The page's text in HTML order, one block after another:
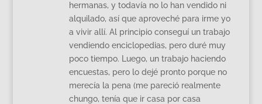
hermanas, y todavía no lo han vendido ni
alquilado, así que aproveché para irme yo
a vivir allí. Al principio conseguí un trabajo
vendiendo enciclopedias, pero duré muy
poco tiempo. Luego, un trabajo haciendo
encuestas, pero lo dejé pronto porque no
merecía la pena (me pareció realmente
chungo, tenía que ir casa por casa